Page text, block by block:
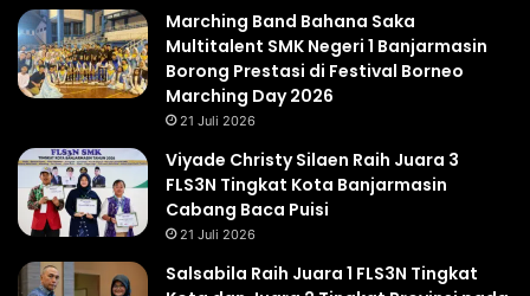
Marching Band Bahana Saka
Multitalent SMK Negeri 1 Banjarmasin
Borong Prestasi di Festival Borneo
Marching Day 2026
21 Juli 2026
Viyade Christy Silaen Raih Juara 3
FLS3N Tingkat Kota Banjarmasin
Cabang Baca Puisi
21 Juli 2026
Salsabila Raih Juara 1 FLS3N Tingkat